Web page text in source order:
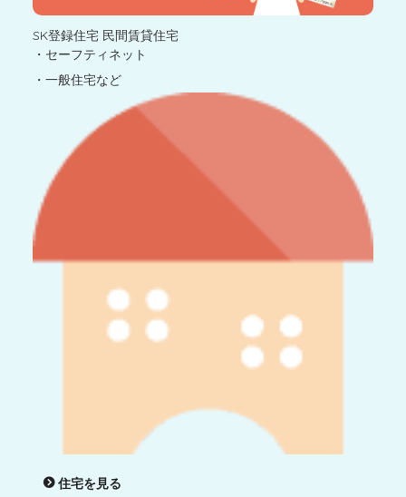
SK登録住宅 民間賃貸住宅
・セーフティネット
・一般住宅など
住宅を見る